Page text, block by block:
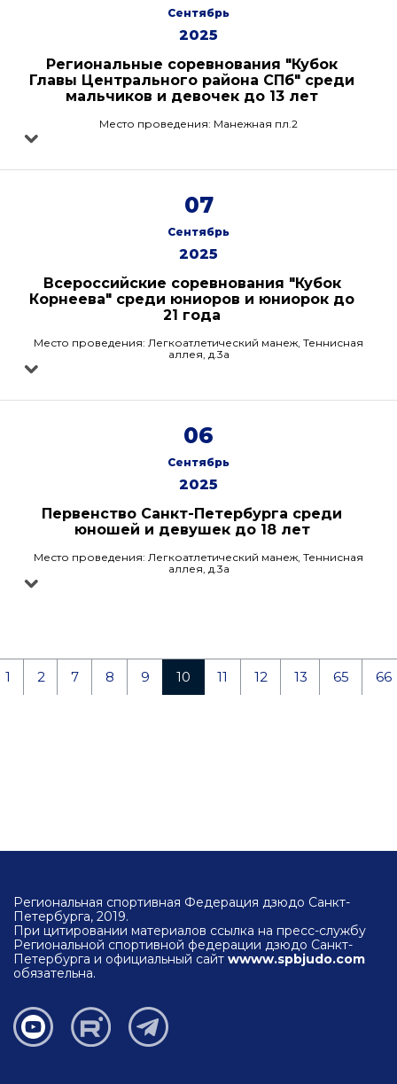
Сентябрь
2025
Региональные соревнования "Кубок
Главы Центрального района СПб" среди
мальчиков и девочек до 13 лет
Место проведения: Манежная пл.2
07
Сентябрь
2025
Всероссийские соревнования "Кубок
Корнеева" среди юниоров и юниорок до
21 года
Место проведения: Легкоатлетический манеж, Теннисная
аллея, д.3а
06
Сентябрь
2025
Первенство Санкт-Петербурга среди
юношей и девушек до 18 лет
Место проведения: Легкоатлетический манеж, Теннисная
аллея, д.3а
1 2 7 8 9 10 11 12 13 65 66
Региональная спортивная Федерация дзюдо Санкт-
Петербурга, 2019.
При цитировании материалов ссылка на пресс-службу
Региональной спортивной федерации дзюдо Санкт-
Петербурга и официальный сайт wwww.spbjudo.com
обязательна.